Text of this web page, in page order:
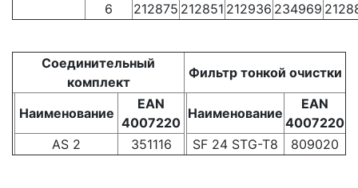
6 212875 212851 212936 234969
Соединительный
комплект
Фильтр тонкой очистки
Наименование
EAN
4007220
Наименование
EAN
4007220
AS 2
351116 SF 24 STG-T8 809020